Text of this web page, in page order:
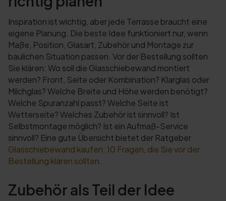
Inspiration ist wichtig, aber jede Terrasse braucht eine
eigene Planung. Die beste Idee funktioniert nur, wenn
Maße, Position, Glasart, Zubehör und Montage zur
baulichen Situation passen. Vor der Bestellung sollten
Sie klären: Wo soll die Glasschiebewand montiert
werden? Front, Seite oder Kombination? Klarglas oder
Milchglas? Welche Breite und Höhe werden benötigt?
Welche Spuranzahl passt? Welche Seite ist
Wetterseite? Welches Zubehör ist sinnvoll? Ist
Selbstmontage möglich? Ist ein Aufmaß-Service
sinnvoll? Eine gute Übersicht bietet der Ratgeber
Glasschiebewand kaufen: 10 Fragen, die Sie vor der
Bestellung klären sollten
Zubehör als Teil der Idee